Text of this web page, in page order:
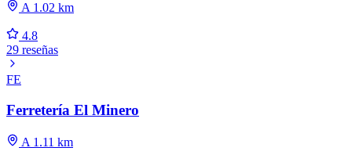
A 1.02 km
4.8
29 reseñas
FE
Ferretería El Minero
A 1.11 km